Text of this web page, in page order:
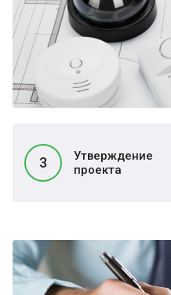
3
Утверждение
проекта